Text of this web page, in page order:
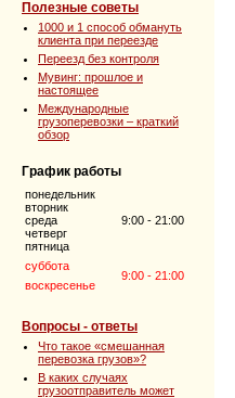
Полезные советы
1000 и 1 способ обмануть
клиента при переезде
Переезд без контроля
Мувинг: прошлое и
настоящее
Международные
грузоперевозки – краткий
обзор
График работы
понедельник
вторник
среда
четверг
пятница
9:00 - 21:00
суббота
9:00 - 21:00
воскресенье
Вопросы - ответы
Что такое «смешанная
перевозка грузов»?
В каких случаях
грузоотправитель может